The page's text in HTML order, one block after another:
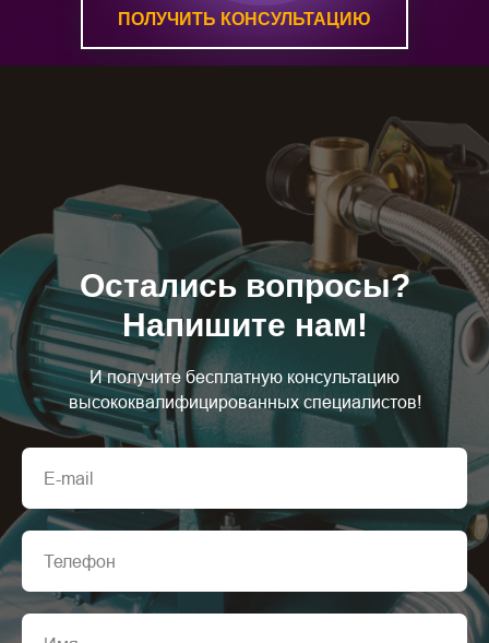
ПОЛУЧИТЬ КОНСУЛЬТАЦИЮ
Остались вопросы?
Напишите нам!
И получите бесплатную консультацию
высококвалифицированных специалистов!